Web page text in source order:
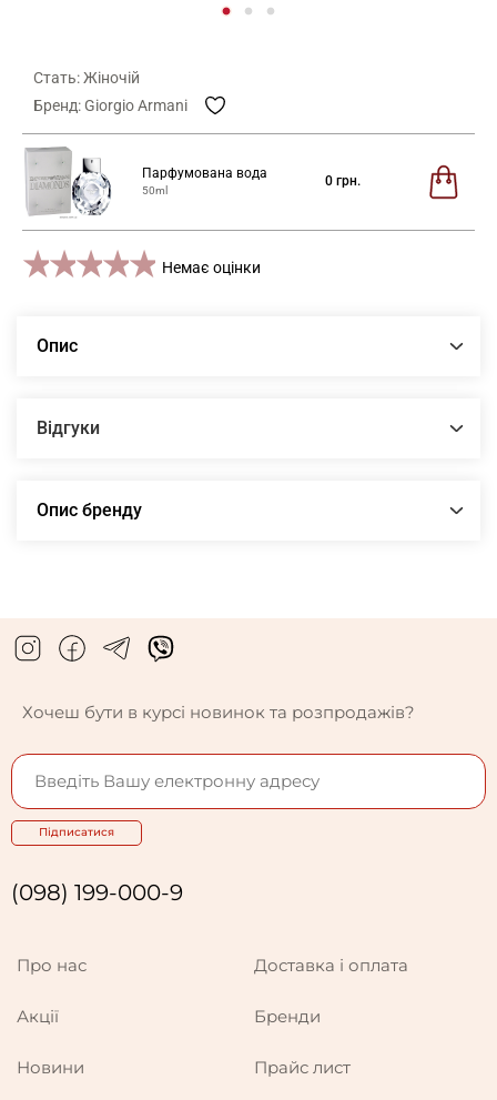
Стать: Жіночій
Бренд: Giorgio Armani
Парфумована вода
50ml
0 грн.
5 stars
4 stars
3 stars
2 stars
1 star Немає оцінки
Опис
Відгуки
Опис бренду
Хочеш бути в курсі новинок та розпродажів?
Підписатися
(098) 199-000-9
Про нас Доставка і оплата
Акції Бренди
Новини Прайс лист